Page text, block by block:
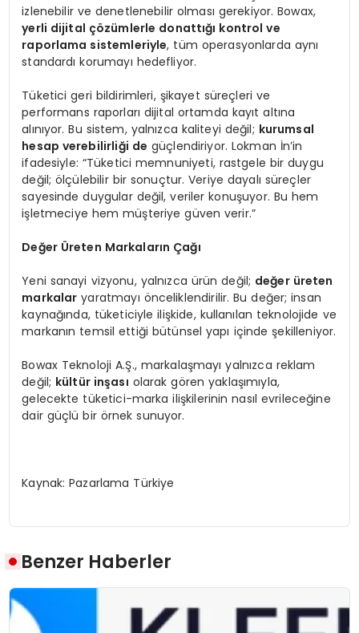
izlenebilir ve denetlenebilir olması gerekiyor. Bowax,
yerli dijital çözümlerle donattığı kontrol ve
raporlama sistemleriyle, tüm operasyonlarda aynı
standardı korumayı hedefliyor.
Tüketici geri bildirimleri, şikayet süreçleri ve
performans raporları dijital ortamda kayıt altına
alınıyor. Bu sistem, yalnızca kaliteyi değil; kurumsal
hesap verebilirliği de güçlendiriyor. Lokman İn’in
ifadesiyle: “Tüketici memnuniyeti, rastgele bir duygu
değil; ölçülebilir bir sonuçtur. Veriye dayalı süreçler
sayesinde duygular değil, veriler konuşuyor. Bu hem
işletmeciye hem müşteriye güven verir.”
Değer Üreten Markaların Çağı
Yeni sanayi vizyonu, yalnızca ürün değil; değer üreten
markalar yaratmayı önceliklendirilir. Bu değer; insan
kaynağında, tüketiciyle ilişkide, kullanılan teknolojide ve
markanın temsil ettiği bütünsel yapı içinde şekilleniyor.
Bowax Teknoloji A.Ş., markalaşmayı yalnızca reklam
değil; kültür inşası olarak gören yaklaşımıyla,
gelecekte tüketici-marka ilişkilerinin nasıl evrileceğine
dair güçlü bir örnek sunuyor.
Kaynak: Pazarlama Türkiye
Benzer Haberler